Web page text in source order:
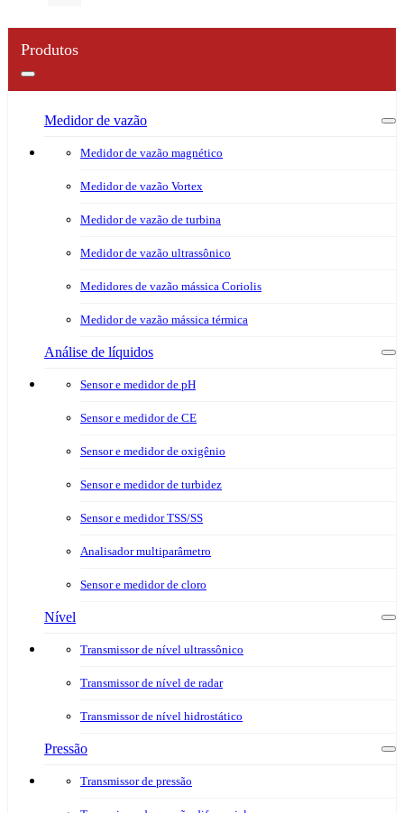
Produtos
Medidor de vazão
Medidor de vazão magnético
Medidor de vazão Vortex
Medidor de vazão de turbina
Medidor de vazão ultrassônico
Medidores de vazão mássica Coriolis
Medidor de vazão mássica térmica
Análise de líquidos
Sensor e medidor de pH
Sensor e medidor de CE
Sensor e medidor de oxigênio
Sensor e medidor de turbidez
Sensor e medidor TSS/SS
Analisador multiparâmetro
Sensor e medidor de cloro
Nível
Transmissor de nível ultrassônico
Transmissor de nível de radar
Transmissor de nível hidrostático
Pressão
Transmissor de pressão